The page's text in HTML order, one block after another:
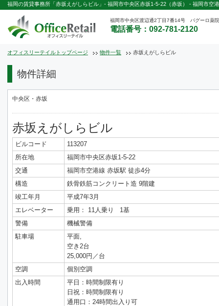
福岡の賃貸事務所「赤坂えがしらビル」- 福岡市中央区赤坂1-5-22（赤坂） - 福岡市空
福岡市中央区渡辺通2丁目7番14号 パグーロ薬
電話番号：092-781-2120
オフィスリーテイルトップページ 物件一覧 赤坂えがしらビル
物件詳細
中央区・赤坂
赤坂えがしらビル
ビルコード
113207
所在地
福岡市中央区赤坂1-5-22
交通
福岡市空港線 赤坂駅 徒歩4分
構造
鉄骨鉄筋コンクリート造 9階建
竣工年月
平成7年3月
エレベーター
乗用： 11人乗り 1基
警備
機械警備
駐車場
平面,
空き2台
25,000円／台
空調
個別空調
出入時間
平日：時間制限有り
日祝：時間制限有り
通用口：24時間出入り可